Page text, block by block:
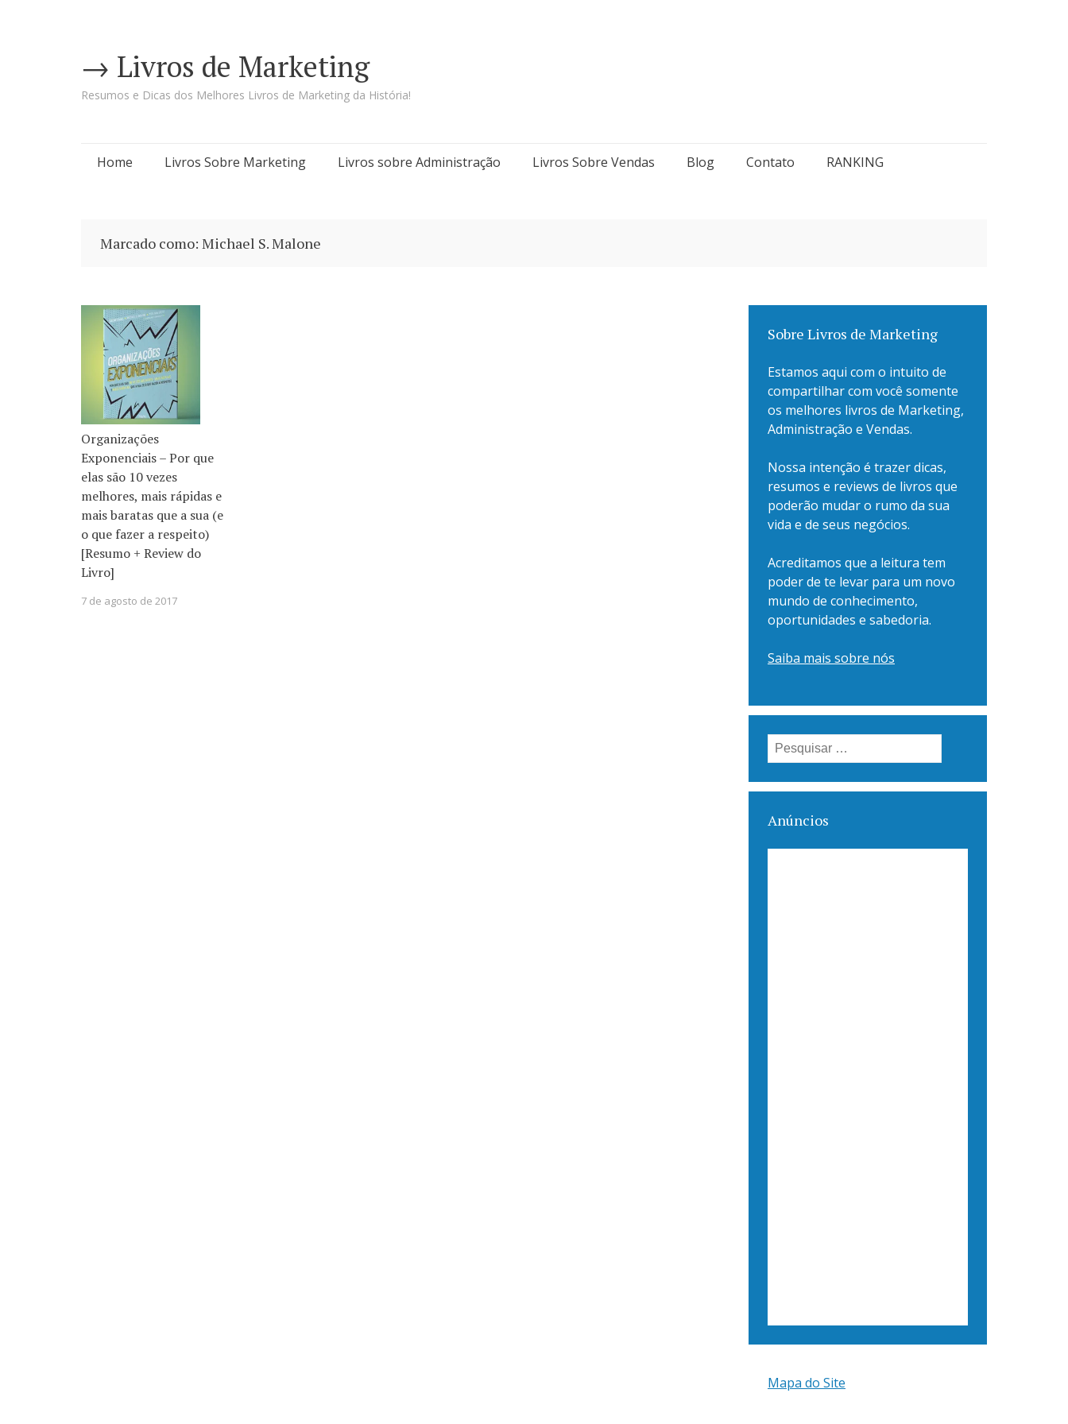
→ Livros de Marketing
Resumos e Dicas dos Melhores Livros de Marketing da História!
Pular
Home Livros Sobre Marketing Livros sobre Administração Livros Sobre Vendas Blog Contato RANKING
Marcado como: Michael S. Malone
Organizações
Exponenciais – Por que
elas são 10 vezes
melhores, mais rápidas e
mais baratas que a sua (e
o que fazer a respeito)
[Resumo + Review do
Livro]
7 de agosto de 2017
Sobre Livros de Marketing
Estamos aqui com o intuito de
compartilhar com você somente
os melhores livros de Marketing,
Administração e Vendas.
Nossa intenção é trazer dicas,
resumos e reviews de livros que
poderão mudar o rumo da sua
vida e de seus negócios.
Acreditamos que a leitura tem
poder de te levar para um novo
mundo de conhecimento,
oportunidades e sabedoria.
Saiba mais sobre nós
Pesquisar
por:
Anúncios
Mapa do Site